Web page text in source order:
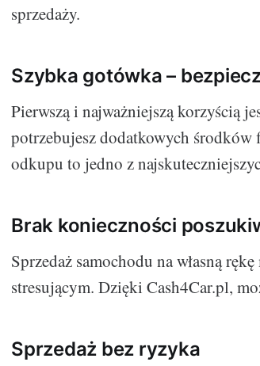
sprzedaży.
Szybka gotówka –
Pierwszą i najważniejszą korzyścią
potrzebujesz dodatkowych środków
odkupu to jedno z
Brak konieczności
Sprzedaż samochodu na własną
stresującym. Dzięki Cash4Car.pl,
Sprzedaż bez ryzyka